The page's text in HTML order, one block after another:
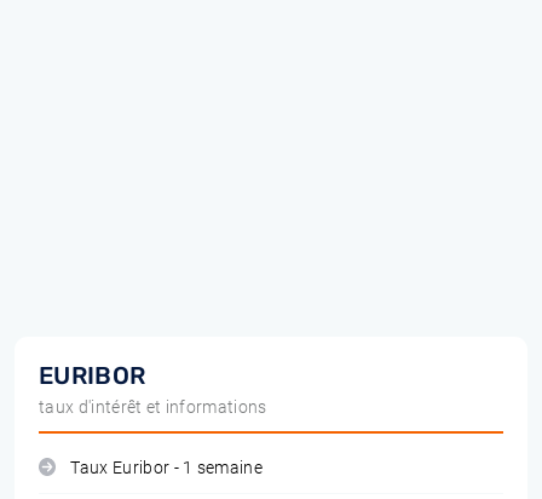
EURIBOR
taux d'intérêt et informations
Taux Euribor - 1 semaine